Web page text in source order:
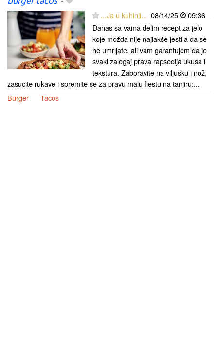
...Ja u kuhinji... 08/14/25
09:36
Danas sa vama delim recept za jelo
koje možda nije najlakše jesti a da se
ne umrljate, ali vam garantujem da je
svaki zalogaj prava rapsodija ukusa i
tekstura. Zaboravite na viljušku i nož,
zasucite rukave i spremite se za pravu malu fiestu na tanjiru:...
Burger
Tacos